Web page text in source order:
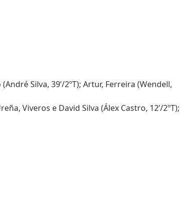
Silva, 39’/2ºT); Artur, Ferreira (Wendell,
Viveros e David Silva (Álex Castro, 12’/2ºT);